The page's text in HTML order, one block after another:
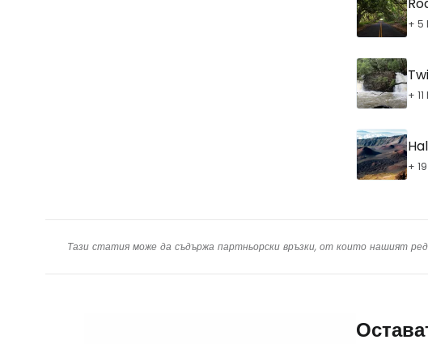
+ 5
+
+
Тази статия може да съдържа партньорски връзки, от които нашият